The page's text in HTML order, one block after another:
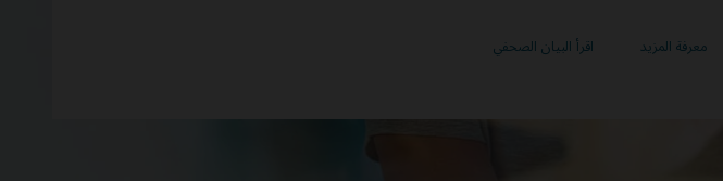
معرفة المزيد اقرأ البيان الصحفي